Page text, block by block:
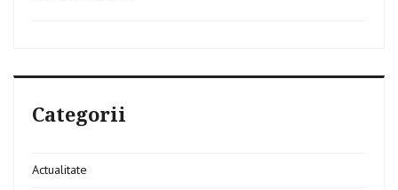
Categorii
Actualitate